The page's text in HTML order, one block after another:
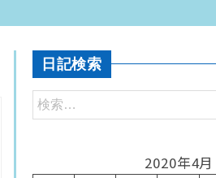
日記検索
2020年4月